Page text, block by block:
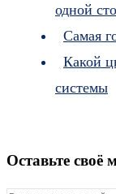
одной
Самая
Какой
системы
Оставьте своё